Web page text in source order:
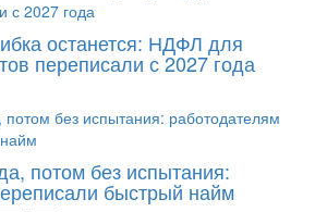
останется: НДФЛ для
переписали с 2027 года
потом без испытания:
быстрый найм